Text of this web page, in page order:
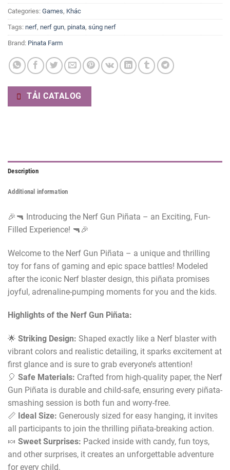
Categories: Games, Khác
Tags: nerf, nerf gun, pinata, súng nerf
Brand: Pinata Farm
TẢI CATALOG
Description
Additional information
🎉🔫 Introducing the Nerf Gun Piñata – an Exciting, Fun-
Filled Experience! 🔫🎉
Welcome to the Nerf Gun Piñata – a unique and thrilling
toy for fans of gaming and epic space battles! Modeled
after the iconic Nerf blaster design, this piñata promises
joyful, adrenaline-pumping moments for you and the kids.
Highlights of the Nerf Gun Piñata:
🌟 Striking Design: Shaped exactly like a Nerf blaster with
vibrant colors and realistic detailing, it sparks excitement at
first glance and is sure to grab everyone’s attention!
🎈 Safe Materials: Crafted from high-quality paper, the Nerf
Gun Piñata is durable and child-safe, ensuring every piñata-
smashing session is both fun and worry-free.
📏 Ideal Size: Generously sized for easy hanging, it invites
all participants to join the thrilling piñata-breaking action.
🍬 Sweet Surprises: Packed inside with candy, fun toys,
and other surprises, it creates an unforgettable adventure
for every child.